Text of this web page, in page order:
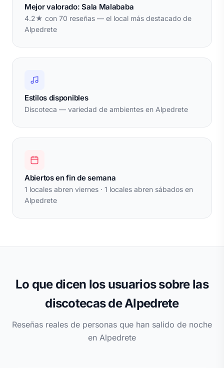
Mejor valorado: Sala Malababa
4.2★ con 70 reseñas — el local más destacado de
Alpedrete
Estilos disponibles
Discoteca — variedad de ambientes en Alpedrete
Abiertos en fin de semana
1 locales abren viernes · 1 locales abren sábados en
Alpedrete
Lo que dicen los usuarios sobre las
discotecas de Alpedrete
Reseñas reales de personas que han salido de noche
en Alpedrete